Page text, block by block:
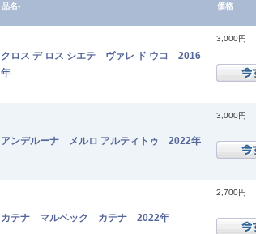
品名- 価格
クロス デ ロス シエテ ヴァレ ド ウコ 2016
年
3,000円
アンデルーナ メルロ アルティトゥ 2022年
3,000円
カテナ マルベック カテナ 2022年
2,700円